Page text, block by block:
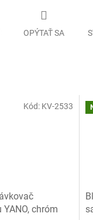
OPÝTAŤ SA
chróm
Kód: KV-2533